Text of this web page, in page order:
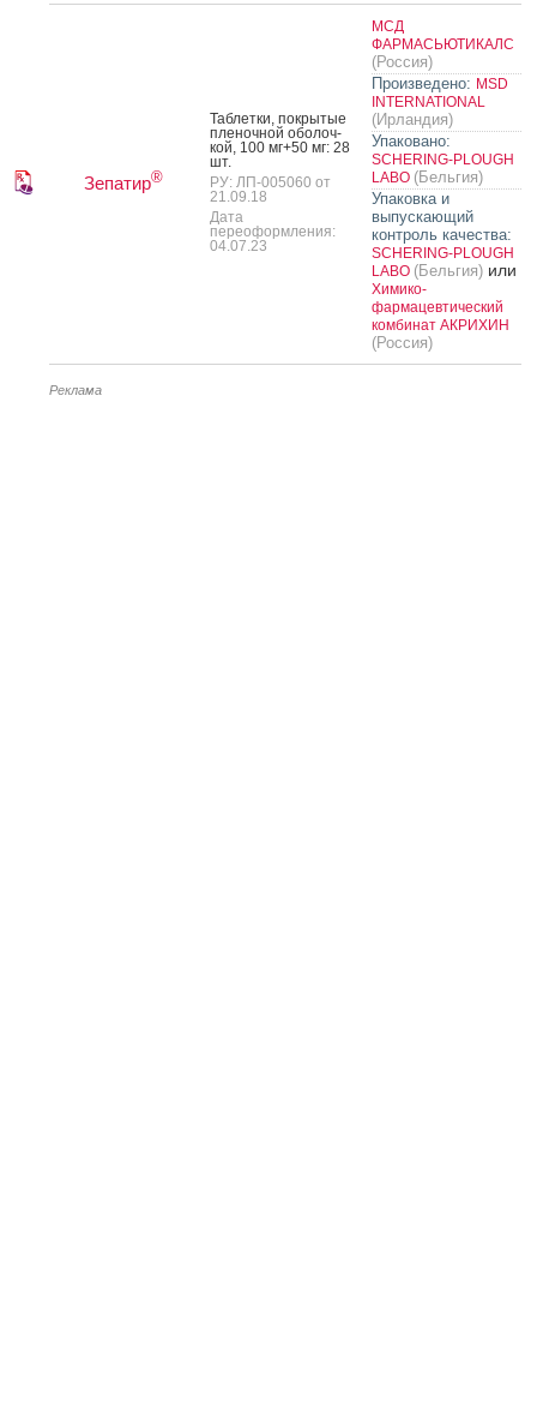
Зепатир®
Таб­летки, пок­ры­тые
пле­ноч­ной обо­лоч­
кой, 100 мг+50 мг: 28
шт.
РУ: ЛП-005060 от
21.09.18
Дата
переоформления:
04.07.23
МСД
ФАРМАСЬЮТИКАЛС
(Россия)
Произведено: MSD
INTERNATIONAL
(Ирландия)
Упаковано:
SCHERING-PLOUGH
LABO (Бельгия)
Упаковка и
выпускающий
контроль качества:
SCHERING-PLOUGH
LABO (Бельгия) или
Химико-
фармацевтический
комбинат АКРИХИН
(Россия)
Реклама